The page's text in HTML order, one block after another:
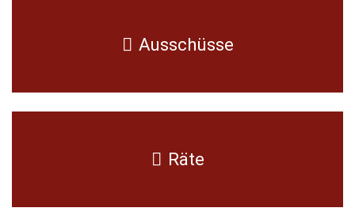
Ausschüsse
Räte